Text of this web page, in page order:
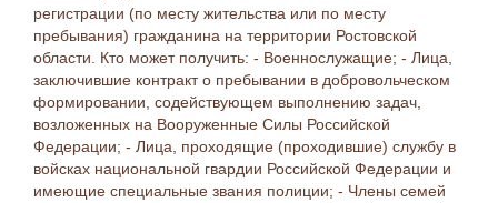
регистрации (по месту жительства или по месту
пребывания) гражданина на территории Ростовской
области. Кто может получить: - Военнослужащие; - Лица,
заключившие контракт о пребывании в добровольческом
формировании, содействующем выполнению задач,
возложенных на Вооруженные Силы Российской
Федерации; - Лица, проходящие (проходившие) службу в
войсках национальной гвардии Российской Федерации и
имеющие специальные звания полиции; - Члены семей